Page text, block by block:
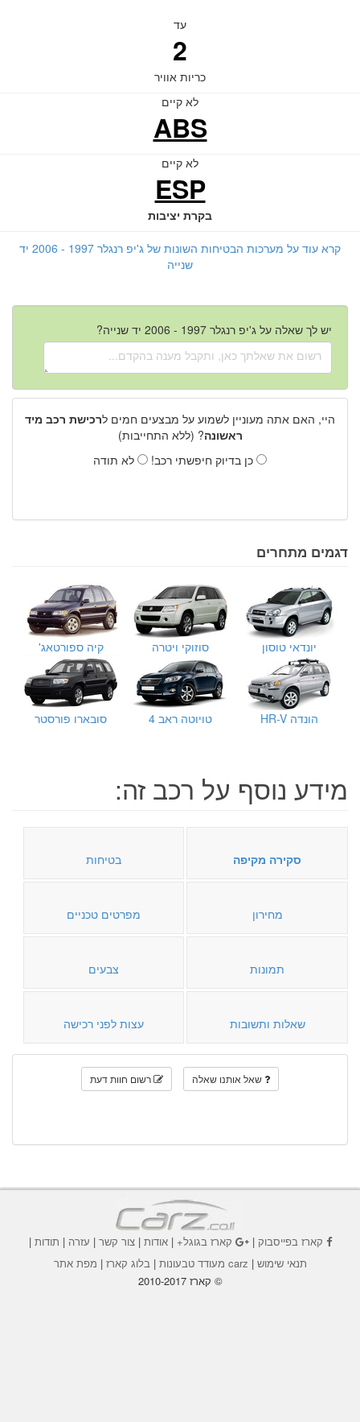
עד
2
כריות אוויר
לא קיים
ABS
לא קיים
ESP
בקרת יציבות
קרא עוד על מערכות הבטיחות השונות של ג'יפ רנגלר 1997 - 2006 יד
שנייה
יש לך שאלה על ג'יפ רנגלר 1997 - 2006 יד שנייה?
היי, האם אתה מעוניין לשמוע על מבצעים חמים לרכישת רכב מיד
ראשונה? (ללא התחייבות)
כן בדיוק חיפשתי רכב!
לא תודה
דגמים מתחרים
יונדאי טוסון סוזוקי ויטרה קיה ספורטאג'
הונדה HR-V טויוטה ראב 4 סובארו פורסטר
מידע נוסף על רכב זה:
סקירה מקיפה בטיחות
מחירון מפרטים טכניים
תמונות צבעים
שאלות ותשובות עצות לפני רכישה
שאל אותנו שאלה רשום חוות דעת
קארז בפייסבוק| קארז בגוגל+|אודות |צור קשר | עזרה | תודות |
תנאי שימוש | carz מעודד טבעונות | בלוג קארז | מפת אתר
© קארז 2010-2017